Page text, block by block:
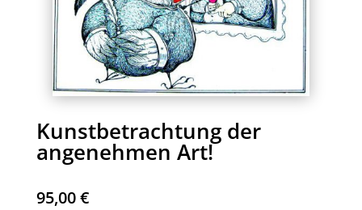
Kunstbetrachtung der
angenehmen Art!
95,00€